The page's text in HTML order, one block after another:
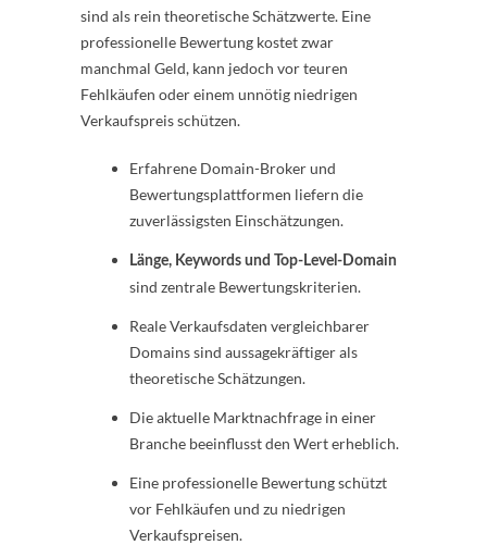
sind als rein theoretische Schätzwerte. Eine
professionelle Bewertung kostet zwar
manchmal Geld, kann jedoch vor teuren
Fehlkäufen oder einem unnötig niedrigen
Verkaufspreis schützen.
Erfahrene Domain-Broker und
Bewertungsplattformen liefern die
zuverlässigsten Einschätzungen.
Länge, Keywords und Top-Level-Domain
sind zentrale Bewertungskriterien.
Reale Verkaufsdaten vergleichbarer
Domains sind aussagekräftiger als
theoretische Schätzungen.
Die aktuelle Marktnachfrage in einer
Branche beeinflusst den Wert erheblich.
Eine professionelle Bewertung schützt
vor Fehlkäufen und zu niedrigen
Verkaufspreisen.